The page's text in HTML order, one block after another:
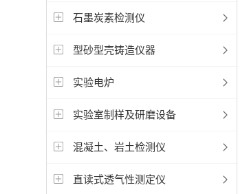
石墨炭素检测仪
型砂型壳铸造仪器
实验电炉
实验室制样及研磨设备
混凝土、岩土检测仪
直读式透气性测定仪